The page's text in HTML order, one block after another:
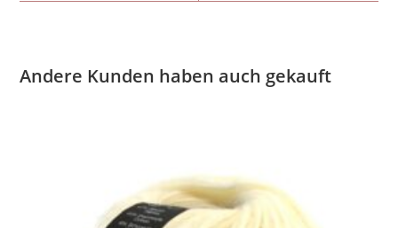
Andere Kunden haben auch gekauft